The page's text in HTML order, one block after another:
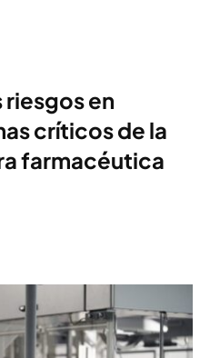
riesgos en
críticos de la
farmacéutica